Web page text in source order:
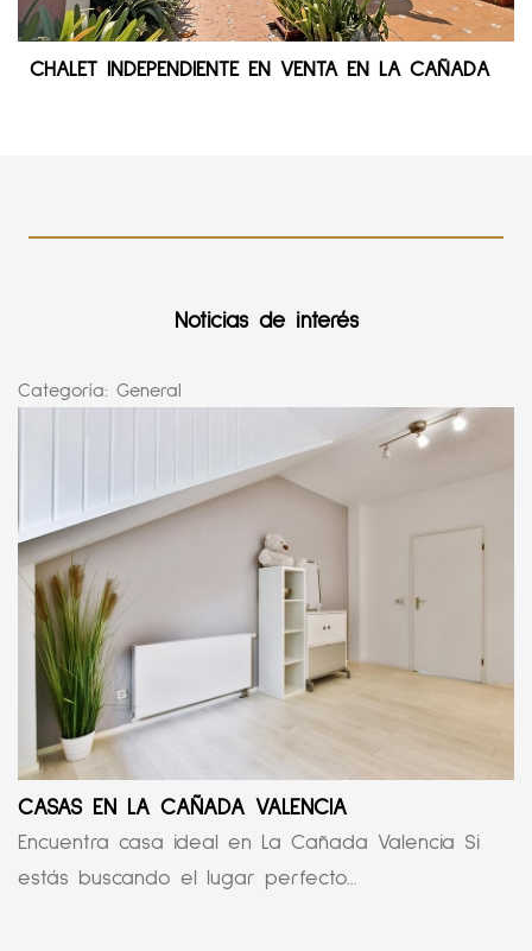
CHALET INDEPENDIENTE EN VENTA EN LA CAÑADA
Noticias de interés
Categoría: General
CASAS EN LA CAÑADA VALENCIA
Encuentra casa ideal en La Cañada Valencia Si
estás buscando el lugar perfecto...